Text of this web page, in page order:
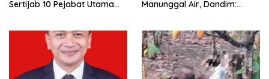
Sertijab 10 Pejabat Utama
Manunggal Air, Dandim: